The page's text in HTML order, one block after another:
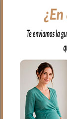
bebé.
En el interior
para los
Muy fácil de
puedes
cuando
lavadora,